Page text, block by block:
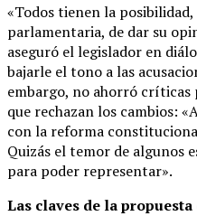
«Todos tienen la
parlamentaria, de dar su
aseguró el legislador en
bajarle el tono a las
embargo, no ahorró
que rechazan los cambios:
con la reforma
Quizás el temor de algunos
para poder representar».
Las claves de la propuesta